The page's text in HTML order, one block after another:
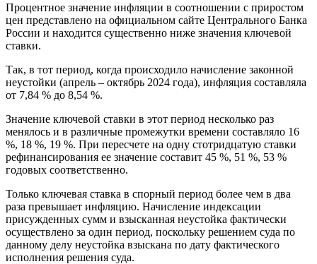
Процентное значение инфляции в соотношении с приростом
цен представлено на официальном сайте Центрального Банка
России и находится существенно ниже значения ключевой
ставки.
Так, в тот период, когда происходило начисление законной
неустойки (апрель – октябрь 2024 года), инфляция составляла
от 7,84 % до 8,54 %.
Значение ключевой ставки в этот период несколько раз
менялось и в различные промежутки времени составляло 16
%, 18 %, 19 %. При пересчете на одну стотридцатую ставки
рефинансирования ее значение составит 45 %, 51 %, 53 %
годовых соответственно.
Только ключевая ставка в спорный период более чем в два
раза превышает инфляцию. Начисление индексации
присужденных сумм и взысканная неустойка фактически
осуществлено за один период, поскольку решением суда по
данному делу неустойка взыскана по дату фактического
исполнения решения суда.